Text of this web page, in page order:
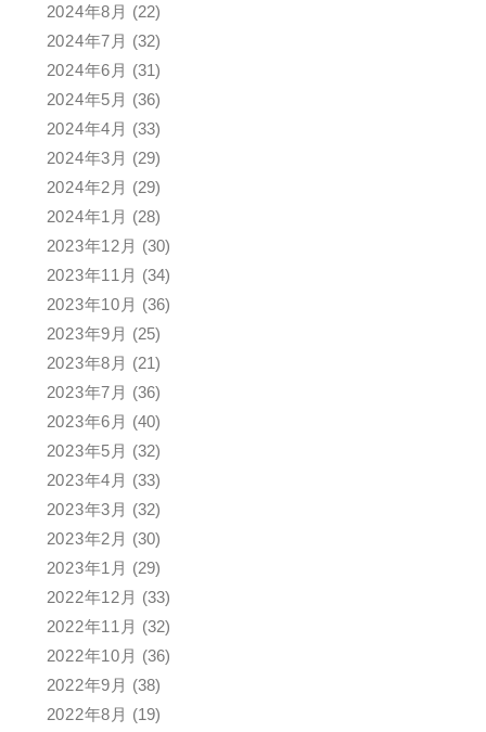
2024年8月 (22)
2024年7月 (32)
2024年6月 (31)
2024年5月 (36)
2024年4月 (33)
2024年3月 (29)
2024年2月 (29)
2024年1月 (28)
2023年12月 (30)
2023年11月 (34)
2023年10月 (36)
2023年9月 (25)
2023年8月 (21)
2023年7月 (36)
2023年6月 (40)
2023年5月 (32)
2023年4月 (33)
2023年3月 (32)
2023年2月 (30)
2023年1月 (29)
2022年12月 (33)
2022年11月 (32)
2022年10月 (36)
2022年9月 (38)
2022年8月 (19)